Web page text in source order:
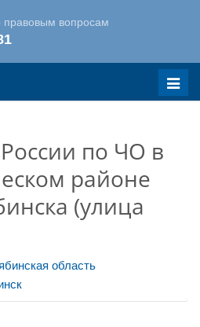
Меню
по ЧО в
районе
(улица
область